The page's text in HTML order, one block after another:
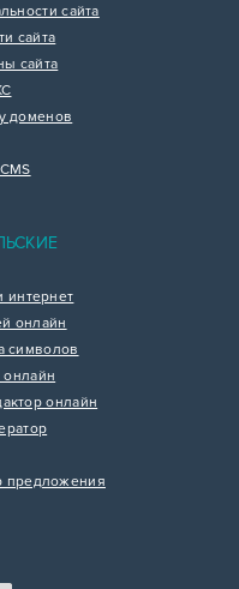
сайта
сайта
сайта
доменов
интернет
онлайн
символов
онлайн
онлайн
предложения